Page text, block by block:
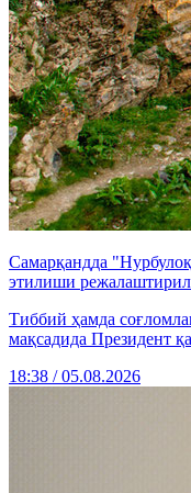
Самарқандда
этилиши
Тиббий ҳамда
мақсадида Президент
18:38 / 05.08.2026